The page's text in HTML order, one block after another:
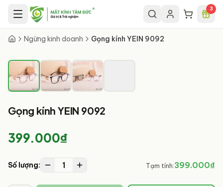
Chuyển đến nội dung chính 3
Ngừng kinh doanh Gọng kính YEIN 9092
Gọng kính YEIN 9092
399.000₫
Số lượng: 1 Tạm tính:399.000₫